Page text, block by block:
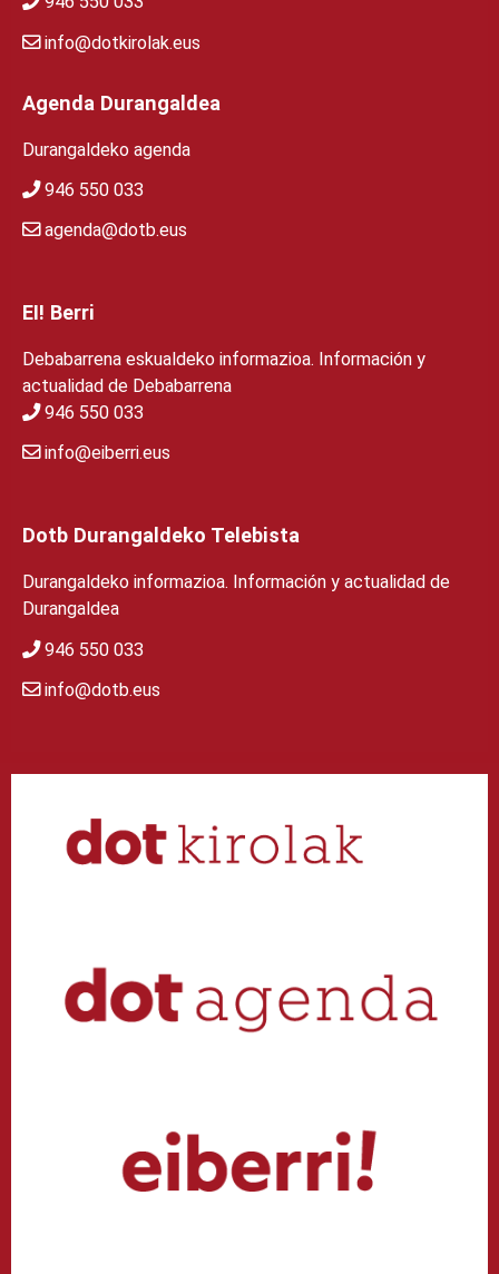
info@dotkirolak.eus
Agenda Durangaldea
Durangaldeko agenda
946 550 033
agenda@dotb.eus
EI! Berri
Debabarrena eskualdeko informazioa. Información y
actualidad de Debabarrena
946 550 033
info@eiberri.eus
Dotb Durangaldeko Telebista
Durangaldeko informazioa. Información y actualidad de
Durangaldea
946 550 033
info@dotb.eus